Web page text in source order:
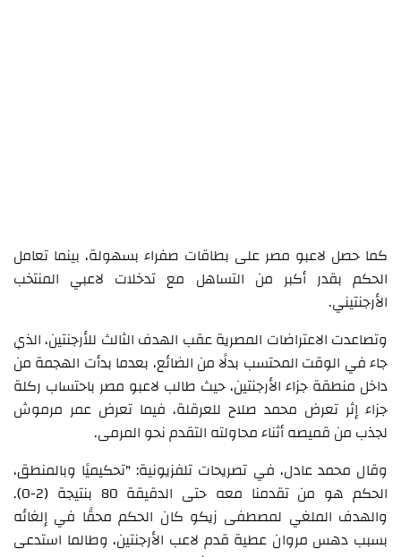
كما حصل لاعبو مصر على بطاقات صفراء بسهولة، بينما تعامل
الحكم بقدر أكبر من التساهل مع تدخلات لاعبي المنتخب
الأرجنتيني.
وتصاعدت الاعتراضات المصرية عقب الهدف الثالث للأرجنتين، الذي
جاء في الوقت المحتسب بدلًا من الضائع، بعدما بدأت الهجمة من
داخل منطقة جزاء الأرجنتين، حيث طالب لاعبو مصر باحتساب ركلة
جزاء إثر تعرض محمد صلاح للعرقلة، فيما تعرض عمر مرموش
لجذب من قميصه أثناء محاولته التقدم نحو المرمى.
وقال محمد عادل، في تصريحات تلفزيونية: "تحكيميًا وبالمنطق،
الحكم هو من تقدمنا معه حتى الدقيقة 80 بنتيجة (2-0).
والهدف الملغي لمصطفى زيكو كان الحكم محقًا في إلغائه
بسبب دهس مروان عطية قدم لاعب الأرجنتين، وطالما استدعى